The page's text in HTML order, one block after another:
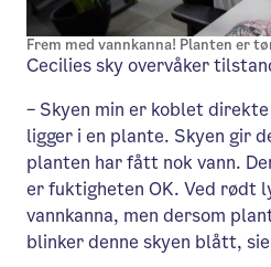
Frem med vannkanna! Planten er
Cecilies sky overvåker
– Skyen min er koblet
ligger i en plante. Skyen gir
planten har fått nok vann.
er fuktigheten OK. Ved rødt
vannkanna, men dersom
blinker denne skyen blått,